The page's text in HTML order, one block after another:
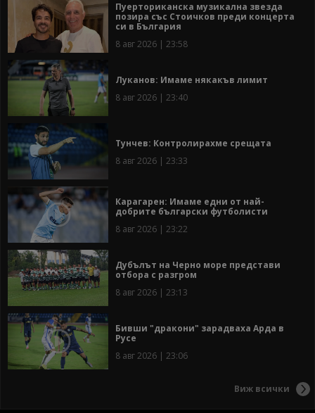
Пуерториканска музикална звезда
позира със Стоичков преди концерта
си в България
8 авг 2026 | 23:58
Луканов: Имаме някакъв лимит
8 авг 2026 | 23:40
Тунчев: Контролирахме срещата
8 авг 2026 | 23:33
Карагарен: Имаме едни от най-
добрите български футболисти
8 авг 2026 | 23:22
Дубълът на Черно море представи
отбора с разгром
8 авг 2026 | 23:13
Бивши "дракони" зарадваха Арда в
Русе
8 авг 2026 | 23:06
Виж всички